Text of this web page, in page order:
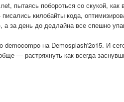
пытаясь побороться со скукой, как
килобайты кода,
за день до дедлайна все спешно
на Demosplash'2o15. И
— растряхнуть как всегда